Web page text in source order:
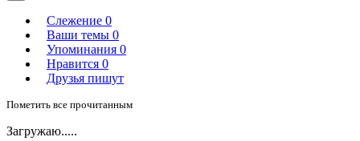
Слежение 0
Ваши темы 0
Упоминания 0
Нравится 0
Друзья пишут
Пометить все прочитанным
Загружаю.....